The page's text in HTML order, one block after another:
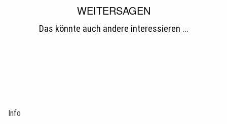
WEITERSAGEN
Das könnte auch andere interessieren ...
Info